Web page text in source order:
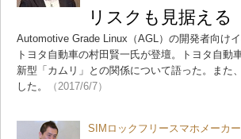
リスクも見据える
Automotive Grade Linux（AGL）の開発者向け
トヨタ自動車の村田賢一氏が登壇。トヨタ自
新型「カムリ」との関係について語った。また
した。
（2017/6/7）
SIMロックフリースマホメーカー